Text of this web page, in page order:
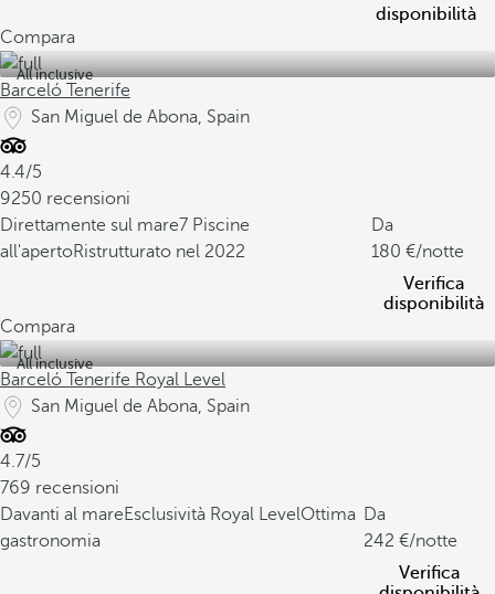
disponibilità
Compara
All inclusive
Barceló Tenerife
San Miguel de Abona, Spain
4.4/5
9250 recensioni
Direttamente sul mare7 Piscine
all'apertoRistrutturato nel 2022
Da
180
/notte
Verifica
disponibilità
Compara
All inclusive
Barceló Tenerife Royal Level
San Miguel de Abona, Spain
4.7/5
769 recensioni
Davanti al mareEsclusività Royal LevelOttima
gastronomia
Da
242
/notte
Verifica